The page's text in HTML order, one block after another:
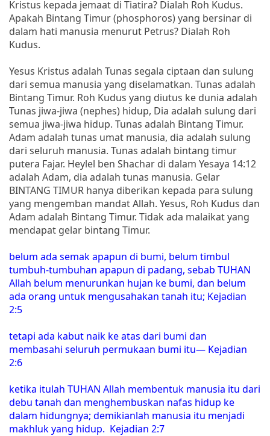
Kristus kepada jemaat di Tiatira? Dialah Roh Kudus.
Apakah Bintang Timur (phosphoros) yang bersinar di
dalam hati manusia menurut Petrus? Dialah Roh
Kudus.
Yesus Kristus adalah Tunas segala ciptaan dan sulung
dari semua manusia yang diselamatkan. Tunas adalah
Bintang Timur. Roh Kudus yang diutus ke dunia adalah
Tunas jiwa-jiwa (nephes) hidup, Dia adalah sulung dari
semua jiwa-jiwa hidup. Tunas adalah Bintang Timur.
Adam adalah tunas umat manusia, dia adalah sulung
dari seluruh manusia. Tunas adalah bintang timur
putera Fajar. Heylel ben Shachar di dalam Yesaya 14:12
adalah Adam, dia adalah tunas manusia. Gelar
BINTANG TIMUR hanya diberikan kepada para sulung
yang mengemban mandat Allah. Yesus, Roh Kudus dan
Adam adalah Bintang Timur. Tidak ada malaikat yang
mendapat gelar bintang Timur.
belum ada semak apapun di bumi, belum timbul
tumbuh-tumbuhan apapun di padang, sebab TUHAN
Allah belum menurunkan hujan ke bumi, dan belum
ada orang untuk mengusahakan tanah itu; Kejadian
2:5
tetapi ada kabut naik ke atas dari bumi dan
membasahi seluruh permukaan bumi itu— Kejadian
2:6
ketika itulah TUHAN Allah membentuk manusia itu dari
debu tanah dan menghembuskan nafas hidup ke
dalam hidungnya; demikianlah manusia itu menjadi
makhluk yang hidup. Kejadian 2:7